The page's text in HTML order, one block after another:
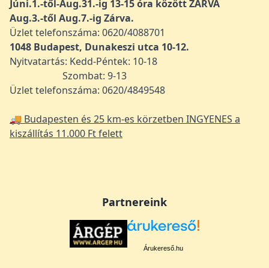
Júni.1.-től-Aug.31.-ig 13-15 óra között ZÁRVA
Aug.3.-től Aug.7.-ig Zárva.
Üzlet telefonszáma: 0620/4088701
1048 Budapest, Dunakeszi utca 10-12.
Nyitvatartás: Kedd-Péntek: 10-18
Szombat: 9-13
Üzlet telefonszáma: 0620/4849548
🚚 Budapesten és 25 km-es körzetben INGYENES a
kiszállítás 11.000 Ft felett
Partnereink
Árukereső.hu